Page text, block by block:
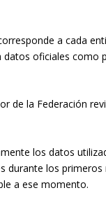
a cada
datos oficiales
de la Federación
los datos
los primeros
a ese momento.